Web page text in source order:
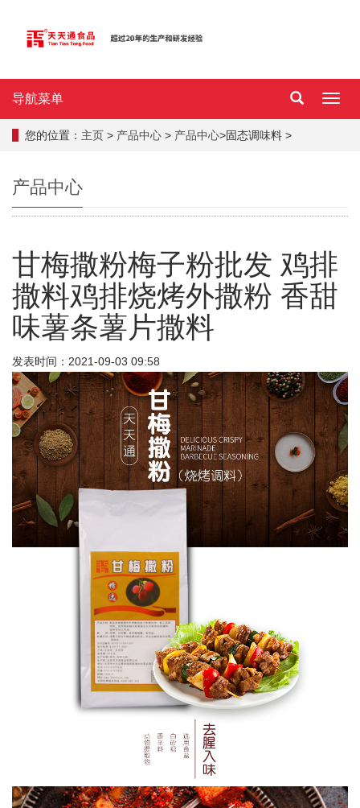
导
导航菜单
您的位置： 主页 > 产品中心 > 产品中心>固态调味料 >
产品中心
甘梅撒粉梅子粉批发 鸡排
撒料鸡排烧烤外撒粉 香甜
味薯条薯片撒料
发表时间：2021-09-03 09:58